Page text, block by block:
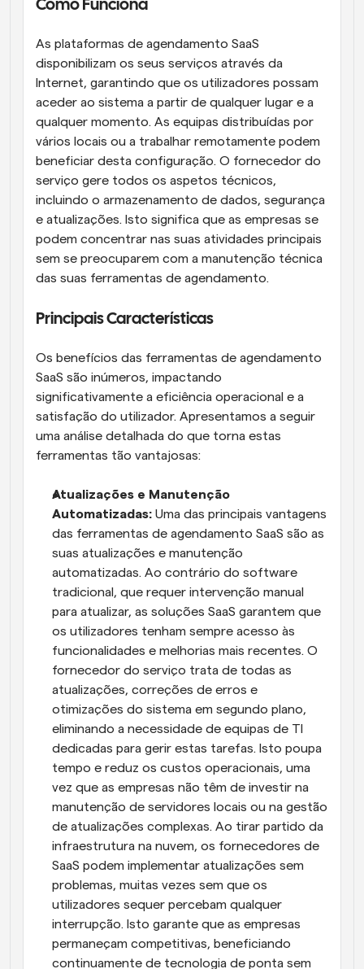
Como Funciona
As plataformas de agendamento SaaS
disponibilizam os seus serviços através da
Internet, garantindo que os utilizadores possam
aceder ao sistema a partir de qualquer lugar e a
qualquer momento. As equipas distribuídas por
vários locais ou a trabalhar remotamente podem
beneficiar desta configuração. O fornecedor do
serviço gere todos os aspetos técnicos,
incluindo o armazenamento de dados, segurança
e atualizações. Isto significa que as empresas se
podem concentrar nas suas atividades principais
sem se preocuparem com a manutenção técnica
das suas ferramentas de agendamento.
Principais Características
Os benefícios das ferramentas de agendamento
SaaS são inúmeros, impactando
significativamente a eficiência operacional e a
satisfação do utilizador. Apresentamos a seguir
uma análise detalhada do que torna estas
ferramentas tão vantajosas:
Atualizações e Manutenção
Automatizadas: Uma das principais vantagens
das ferramentas de agendamento SaaS são as
suas atualizações e manutenção
automatizadas. Ao contrário do software
tradicional, que requer intervenção manual
para atualizar, as soluções SaaS garantem que
os utilizadores tenham sempre acesso às
funcionalidades e melhorias mais recentes. O
fornecedor do serviço trata de todas as
atualizações, correções de erros e
otimizações do sistema em segundo plano,
eliminando a necessidade de equipas de TI
dedicadas para gerir estas tarefas. Isto poupa
tempo e reduz os custos operacionais, uma
vez que as empresas não têm de investir na
manutenção de servidores locais ou na gestão
de atualizações complexas. Ao tirar partido da
infraestrutura na nuvem, os fornecedores de
SaaS podem implementar atualizações sem
problemas, muitas vezes sem que os
utilizadores sequer percebam qualquer
interrupção. Isto garante que as empresas
permaneçam competitivas, beneficiando
continuamente de tecnologia de ponta sem